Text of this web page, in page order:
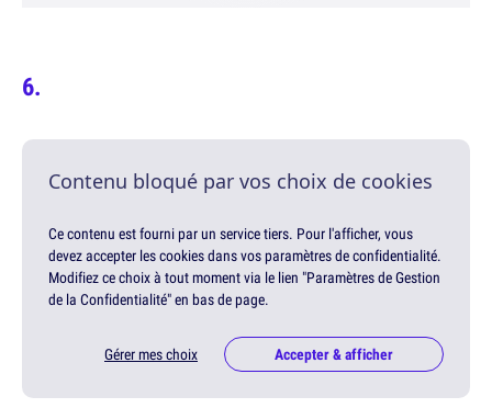
Contenu bloqué par vos choix de cookies
Ce contenu est fourni par un service tiers. Pour l'afficher, vous
devez accepter les cookies dans vos paramètres de confidentialité.
Modifiez ce choix à tout moment via le lien "Paramètres de Gestion
de la Confidentialité" en bas de page.
Gérer mes choix Accepter & afficher